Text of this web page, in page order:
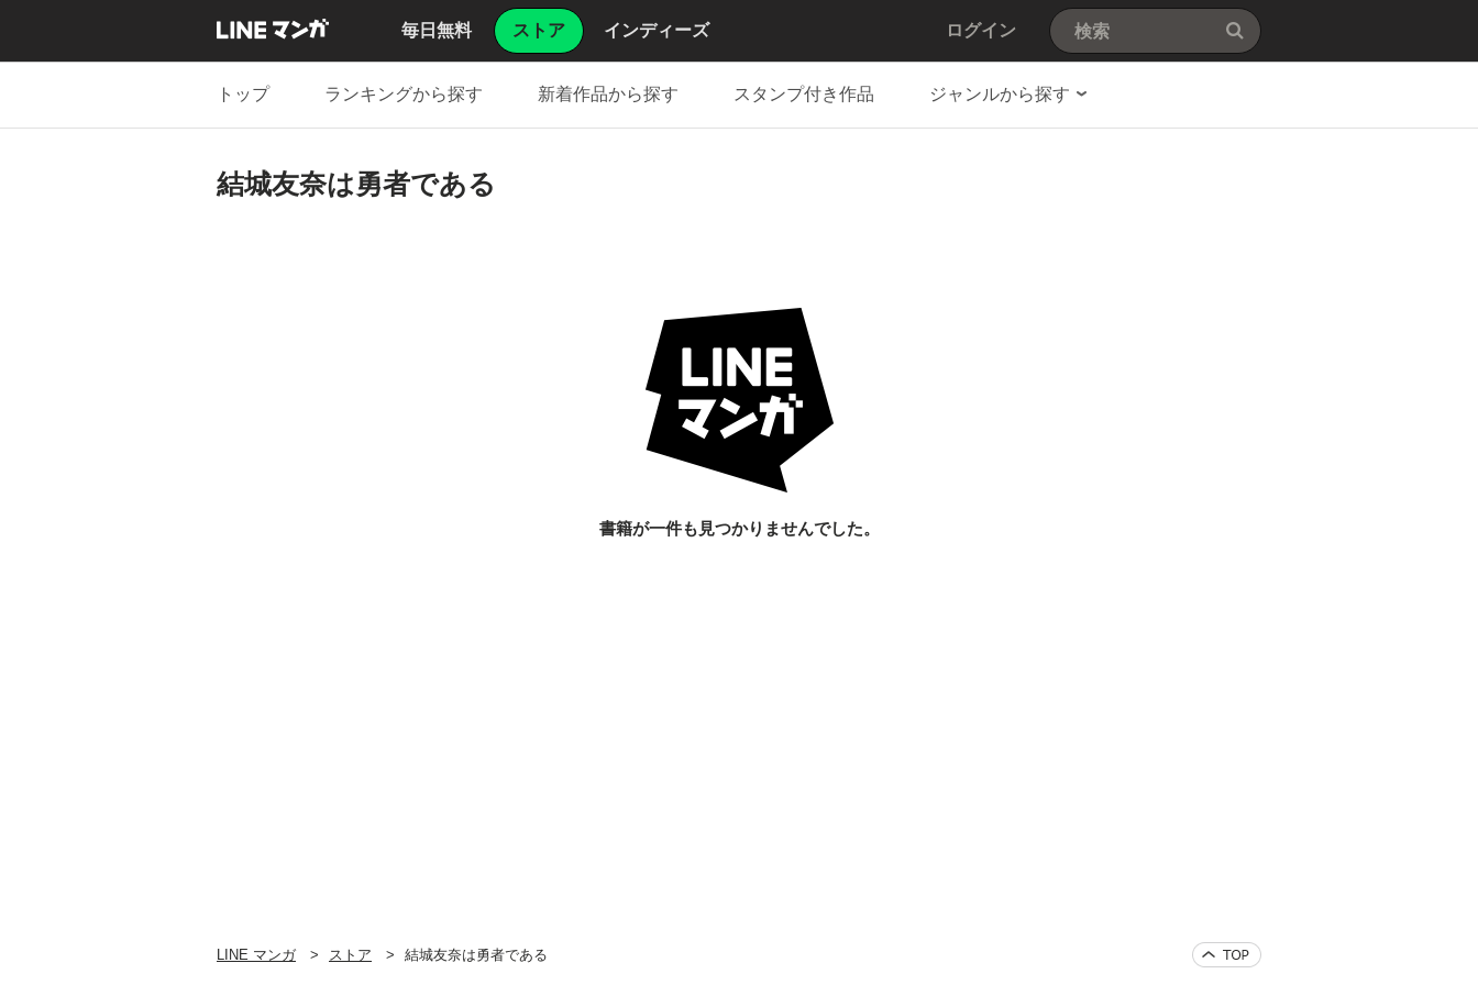
毎日無料 ストア インディーズ ログイン
トップ ランキングから探す 新着作品から探す スタンプ付き作品 ジャンルから探す
結城友奈は勇者である
書籍が一件も見つかりませんでした。
LINE マンガ ストア 結城友奈は勇者である